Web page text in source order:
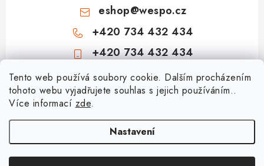
Tento web používá soubory cookie. Dalším procházením
tohoto webu vyjadřujete souhlas s jejich používáním..
Více informací zde.
Nastavení
eshop@wespo.cz
+420 734 432 434
+420 734 432 434
Informace pro vás
Nezámrzný venkovní ventil Kemper Frosti-Plus: Jak funguje a jak na